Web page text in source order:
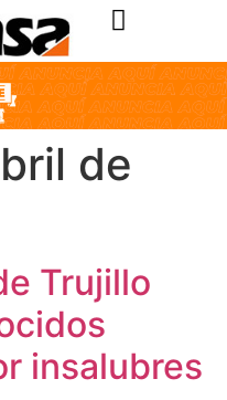
de
Trujillo
insalubres